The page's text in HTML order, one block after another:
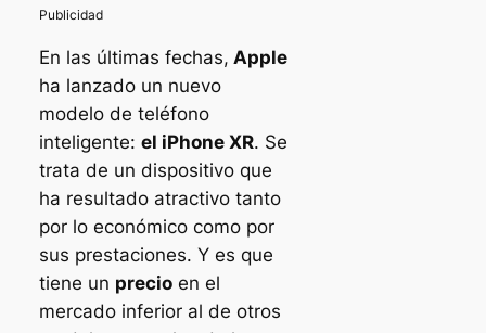
En las últimas fechas, Apple
ha lanzado un nuevo
modelo de teléfono
inteligente: el iPhone XR. Se
trata de un dispositivo que
ha resultado atractivo tanto
por lo económico como por
sus prestaciones. Y es que
tiene un precioen el
mercado inferior al de otros